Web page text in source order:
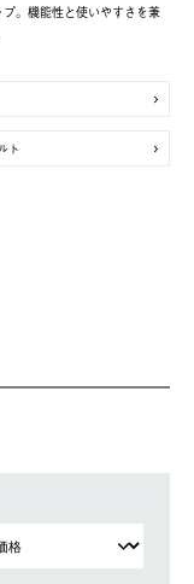
。機能性と使いやすさを兼
ト